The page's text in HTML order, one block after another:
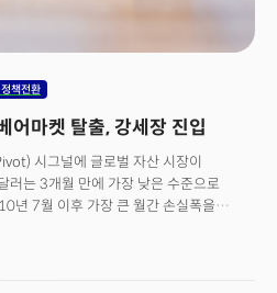
책전환
어마켓 탈출, 강세장 진입
시그널에 글로벌 자산 시장이
러는 3개월 만에 가장 낮은 수준으로
년 7월 이후 가장 큰 월간 손실폭을
올랐고 유로화는 5개월 최고 수준으로